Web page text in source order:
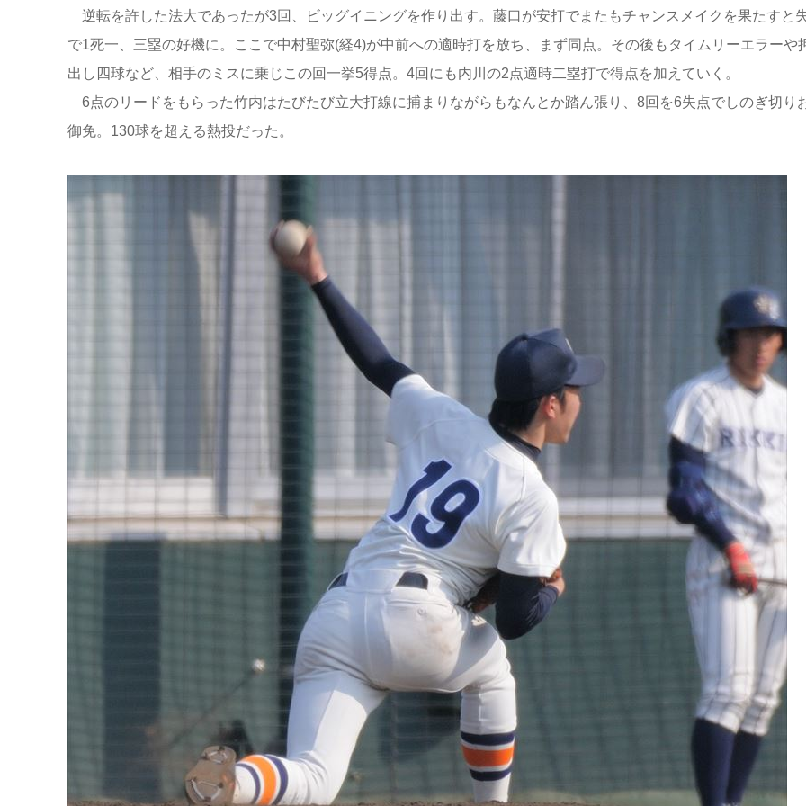
逆転を許した法大であったが3回、ビッグイニングを作り出す。藤口が安打でまたもチャンスメイクを果たすと
で1死一、三塁の好機に。ここで中村聖弥(経4)が中前への適時打を放ち、まず同点。その後もタイムリーエラーや
出し四球など、相手のミスに乗じこの回一挙5得点。4回にも内川の2点適時二塁打で得点を加えていく。
6点のリードをもらった竹内はたびたび立大打線に捕まりながらもなんとか踏ん張り、8回を6失点でしのぎ切り
御免。130球を超える熱投だった。